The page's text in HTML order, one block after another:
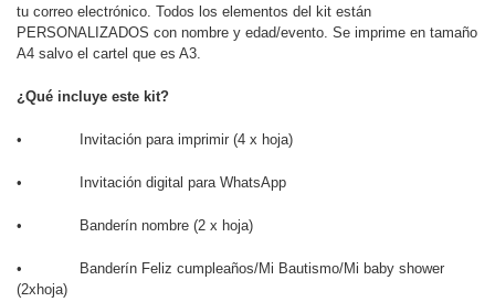
tu correo electrónico. Todos los elementos del kit están
PERSONALIZADOS con nombre y edad/evento. Se imprime en tamaño
A4 salvo el cartel que es A3.
¿Qué incluye este kit?
• Invitación para imprimir (4 x hoja)
• Invitación digital para WhatsApp
• Banderín nombre (2 x hoja)
• Banderín Feliz cumpleaños/Mi Bautismo/Mi baby shower
(2xhoja)